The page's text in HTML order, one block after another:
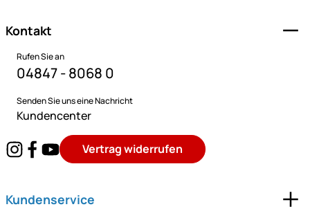
Kontakt
Rufen Sie an
04847 - 8068 0
Senden Sie uns eine Nachricht
Kundencenter
Vertrag widerrufen
Kundenservice